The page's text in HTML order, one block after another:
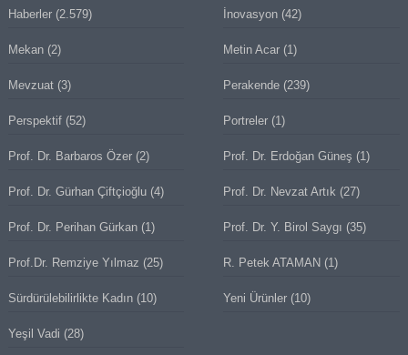
Haberler(2.579) İnovasyon (42)
Mekan(2) Metin Acar (1)
Mevzuat(3) Perakende (239)
Perspektif(52) Portreler (1)
Prof. Dr. Barbaros Özer(2) Prof. Dr. Erdoğan Güneş (1)
Prof. Dr. Gürhan Çiftçioğlu(4) Prof. Dr. Nevzat Artık (27)
Prof. Dr. Perihan Gürkan(1) Prof. Dr. Y. Birol Saygı (35)
Prof.Dr. Remziye Yılmaz (25) R. Petek ATAMAN (1)
Sürdürülebilirlikte Kadın(10) Yeni Ürünler (10)
Yeşil Vadi (28)